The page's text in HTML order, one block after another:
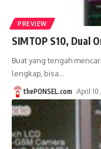
PREVIEW
SIMTOP S10, Dual
Buat yang tengah
lengkap, bisa…
thePONSEL.com April 10,